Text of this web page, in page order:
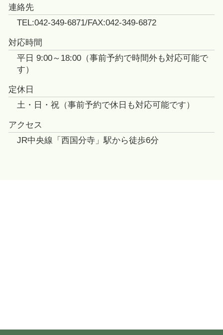
連絡先
TEL:042-349-6871/FAX:042-349-6872
対応時間
平日 9:00～18:00（事前予約で時間外も対応可能で
す）
定休日
土・日・祝（事前予約で休日も対応可能です）
アクセス
JR中央線「西国分寺」駅から徒歩6分